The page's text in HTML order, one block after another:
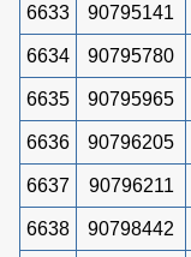
6633 90795141
6634 90795780
6635 90795965
6636 90796205
6637 90796211
6638 90798442